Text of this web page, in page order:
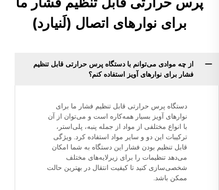
برای نوارهای اتصال (لَنیارد)
از چه موادی می‌توانم با دستگاه پرس حرارتی قابل تنظیم
فشار برای نوارهای آویز استفاده کنم؟
دستگاه پرس حرارتی قابل تنظیم فشار ما برای
نوارهای آویز بسیار همه‌کاره است و می‌توان از آن
با انواع مختلفی از مواد از جمله پنبه، پلی‌استر،
ترکیبات این دو و سایر مواد استفاده کرد. ویژگی
قابل تنظیم بودن فشار این دستگاه به شما امکان
می‌دهد تنظیمات را برای زیرلایه‌های مختلف
شخصی‌سازی کنید تا کیفیت انتقال در بهترین حالت
ممکن باشد.